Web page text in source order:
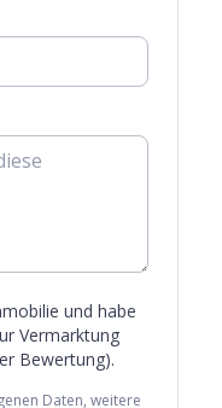
und habe
Vermarktung
Bewertung).
Daten, weitere